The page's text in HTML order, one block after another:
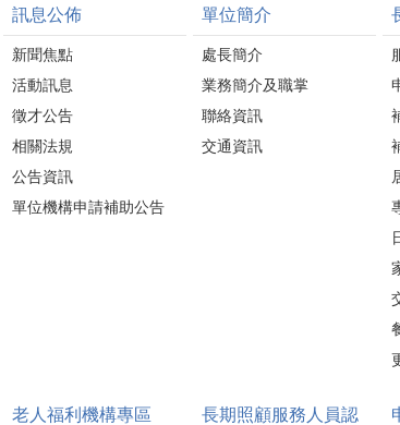
訊息公佈
新聞焦點
活動訊息
徵才公告
相關法規
公告資訊
單位機構申請補助公告
單位簡介
處長簡介
業務簡介及職掌
聯絡資訊
交通資訊
老人福利機構專區
長期照顧服務人員認